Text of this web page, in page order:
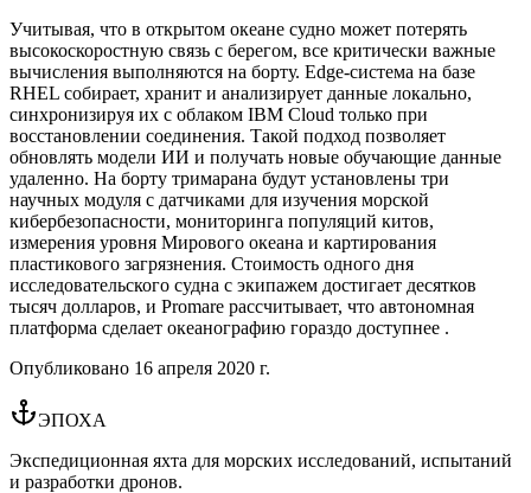
Учитывая, что в открытом океане судно может потерять
высокоскоростную связь с берегом, все критически важные
вычисления выполняются на борту. Edge-система на базе
RHEL собирает, хранит и анализирует данные локально,
синхронизируя их с облаком IBM Cloud только при
восстановлении соединения. Такой подход позволяет
обновлять модели ИИ и получать новые обучающие данные
удаленно. На борту тримарана будут установлены три
научных модуля с датчиками для изучения морской
кибербезопасности, мониторинга популяций китов,
измерения уровня Мирового океана и картирования
пластикового загрязнения. Стоимость одного дня
исследовательского судна с экипажем достигает десятков
тысяч долларов, и Promare рассчитывает, что автономная
платформа сделает океанографию гораздо доступнее .
Опубликовано 16 апреля 2020 г.
ЭПОХА
Экспедиционная яхта для морских исследований, испытаний
и разработки дронов.